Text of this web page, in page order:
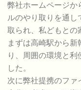
弊社ホームページか
ルのやり取りを通し
取られ、私どもとの
まずは高崎駅から新
り、周囲の環境と利
した。
次に弊社提携のファ